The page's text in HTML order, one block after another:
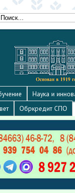
Наука и
Обркредит СПО